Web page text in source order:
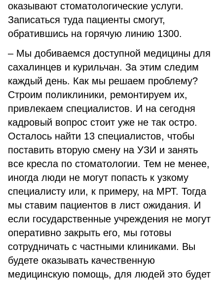
оказывают стоматологические услуги.
Записаться туда пациенты смогут,
обратившись на горячую линию 1300.
– Мы добиваемся доступной медицины для
сахалинцев и курильчан. За этим следим
каждый день. Как мы решаем проблему?
Строим поликлиники, ремонтируем их,
привлекаем специалистов. И на сегодня
кадровый вопрос стоит уже не так остро.
Осталось найти 13 специалистов, чтобы
поставить вторую смену на УЗИ и занять
все кресла по стоматологии. Тем не менее,
иногда люди не могут попасть к узкому
специалисту или, к примеру, на МРТ. Тогда
мы ставим пациентов в лист ожидания. И
если государственные учреждения не могут
оперативно закрыть его, мы готовы
сотрудничать с частными клиниками. Вы
будете оказывать качественную
медицинскую помощь, для людей это будет